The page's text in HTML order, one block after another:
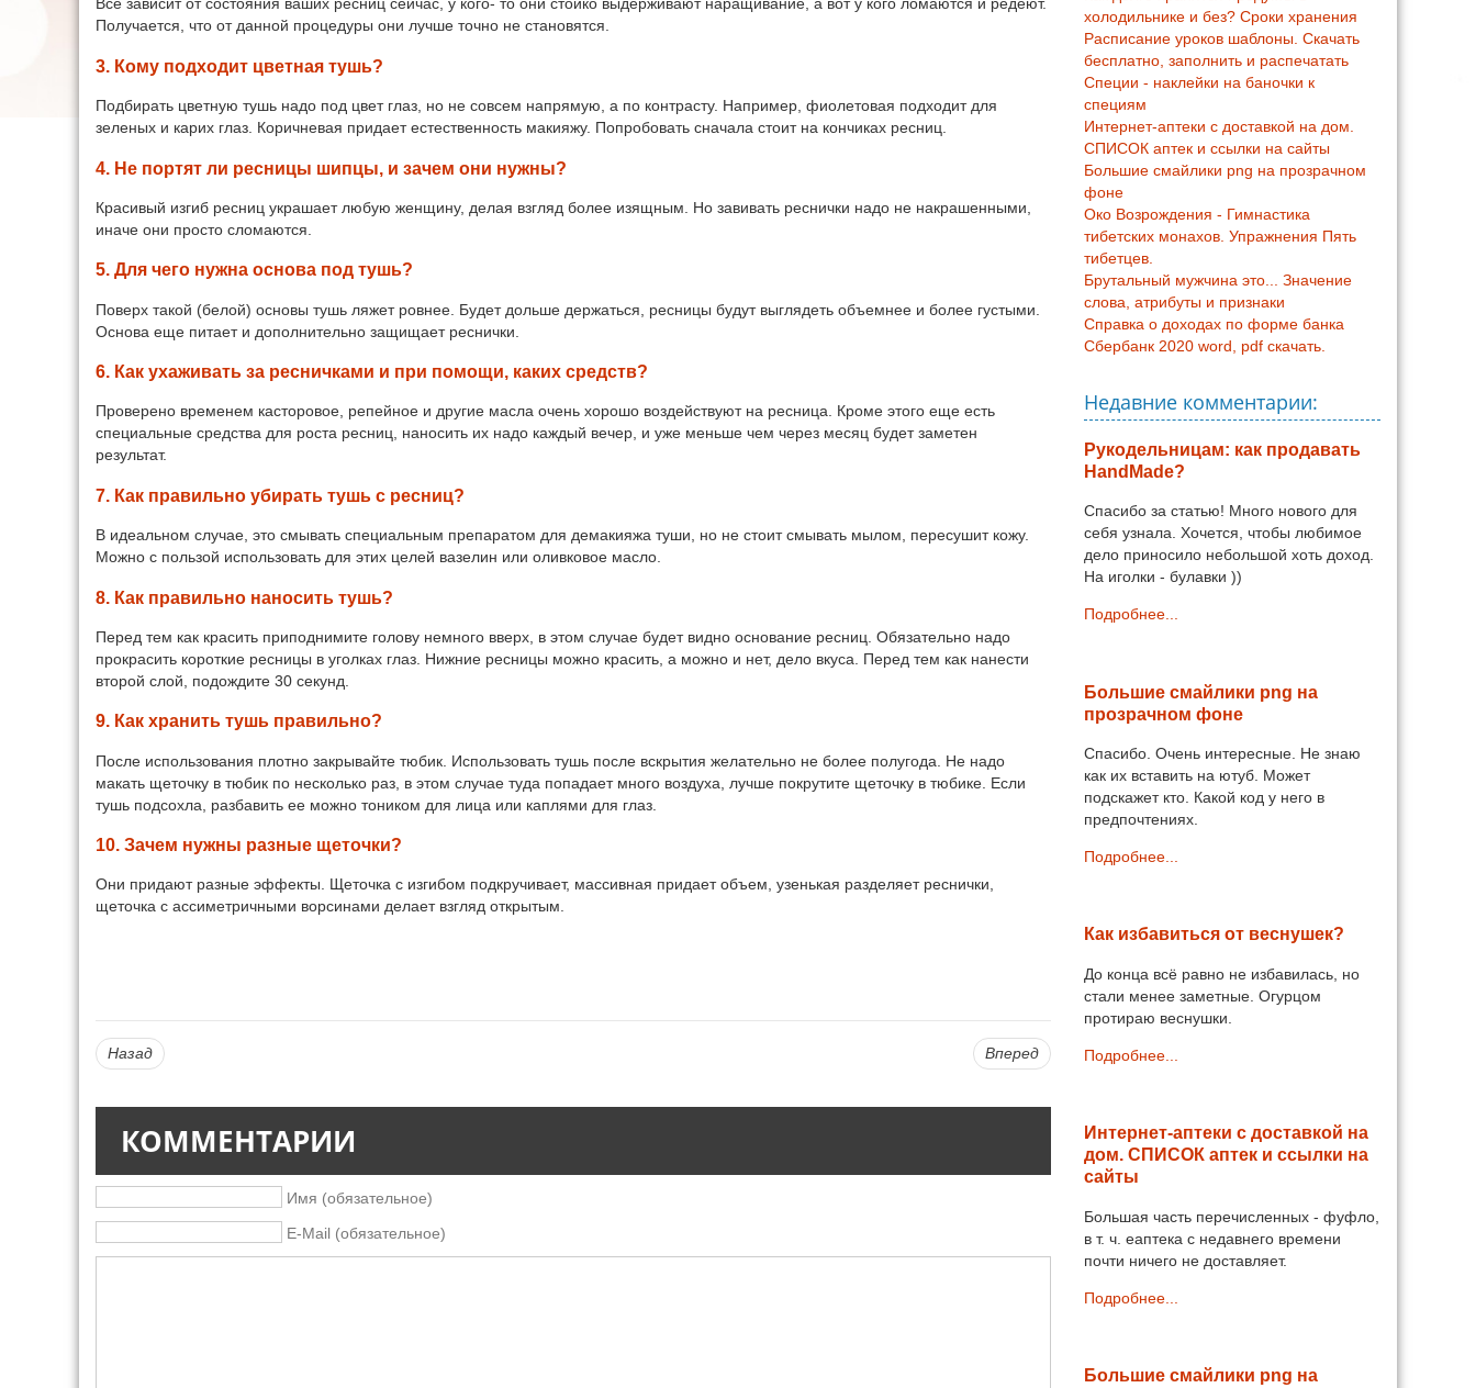
Все зависит от состояния ваших ресниц сейчас, у кого- то они стойко выдерживают наращивание, а вот у кого ломаются и редеют.
Получается, что от данной процедуры они лучше точно не становятся.
3. Кому подходит цветная тушь?
Подбирать цветную тушь надо под цвет глаз, но не совсем напрямую, а по контрасту. Например, фиолетовая подходит для
зеленых и карих глаз. Коричневая придает естественность макияжу. Попробовать сначала стоит на кончиках ресниц.
4. Не портят ли ресницы шипцы, и зачем они нужны?
Красивый изгиб ресниц украшает любую женщину, делая взгляд более изящным. Но завивать реснички надо не накрашенными,
иначе они просто сломаются.
5. Для чего нужна основа под тушь?
Поверх такой (белой) основы тушь ляжет ровнее. Будет дольше держаться, ресницы будут выглядеть объемнее и более густыми.
Основа еще питает и дополнительно защищает реснички.
6. Как ухаживать за ресничками и при помощи, каких средств?
Проверено временем касторовое, репейное и другие масла очень хорошо воздействуют на ресница. Кроме этого еще есть
специальные средства для роста ресниц, наносить их надо каждый вечер, и уже меньше чем через месяц будет заметен
результат.
7. Как правильно убирать тушь с ресниц?
В идеальном случае, это смывать специальным препаратом для демакияжа туши, но не стоит смывать мылом, пересушит кожу.
Можно с пользой использовать для этих целей вазелин или оливковое масло.
8. Как правильно наносить тушь?
Перед тем как красить приподнимите голову немного вверх, в этом случае будет видно основание ресниц. Обязательно надо
прокрасить короткие ресницы в уголках глаз. Нижние ресницы можно красить, а можно и нет, дело вкуса. Перед тем как нанести
второй слой, подождите 30 секунд.
9. Как хранить тушь правильно?
После использования плотно закрывайте тюбик. Использовать тушь после вскрытия желательно не более полугода. Не надо
макать щеточку в тюбик по несколько раз, в этом случае туда попадает много воздуха, лучше покрутите щеточку в тюбике. Если
тушь подсохла, разбавить ее можно тоником для лица или каплями для глаз.
10. Зачем нужны разные щеточки?
Они придают разные эффекты. Щеточка с изгибом подкручивает, массивная придает объем, узенькая разделяет реснички,
щеточка с ассиметричными ворсинами делает взгляд открытым.
Назад Вперед
КОММЕНТАРИИ
Имя (обязательное)
E-Mail (обязательное)
холодильнике и без? Сроки хранения
Расписание уроков шаблоны. Скачать
бесплатно, заполнить и распечатать
Специи - наклейки на баночки к
специям
Интернет-аптеки с доставкой на дом.
СПИСОК аптек и ссылки на сайты
Большие смайлики png на прозрачном
фоне
Око Возрождения - Гимнастика
тибетских монахов. Упражнения Пять
тибетцев.
Брутальный мужчина это... Значение
слова, атрибуты и признаки
Справка о доходах по форме банка
Сбербанк 2020 word, pdf скачать.
Недавние комментарии:
Рукодельницам: как продавать
HandMade?
Спасибо за статью! Много нового для
себя узнала. Хочется, чтобы любимое
дело приносило небольшой хоть доход.
На иголки - булавки ))
Подробнее...
Большие смайлики png на
прозрачном фоне
Спасибо. Очень интересные. Не знаю
как их вставить на ютуб. Может
подскажет кто. Какой код у него в
предпочтениях.
Подробнее...
Как избавиться от веснушек?
До конца всё равно не избавилась, но
стали менее заметные. Огурцом
протираю веснушки.
Подробнее...
Интернет-аптеки с доставкой на
дом. СПИСОК аптек и ссылки на
сайты
Большая часть перечисленных - фуфло,
в т. ч. еаптека с недавнего времени
почти ничего не доставляет.
Подробнее...
Большие смайлики png на